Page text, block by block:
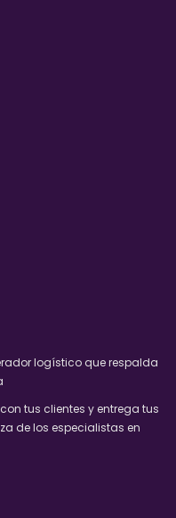
logístico que respalda
tus clientes y entrega tus
de los especialistas en